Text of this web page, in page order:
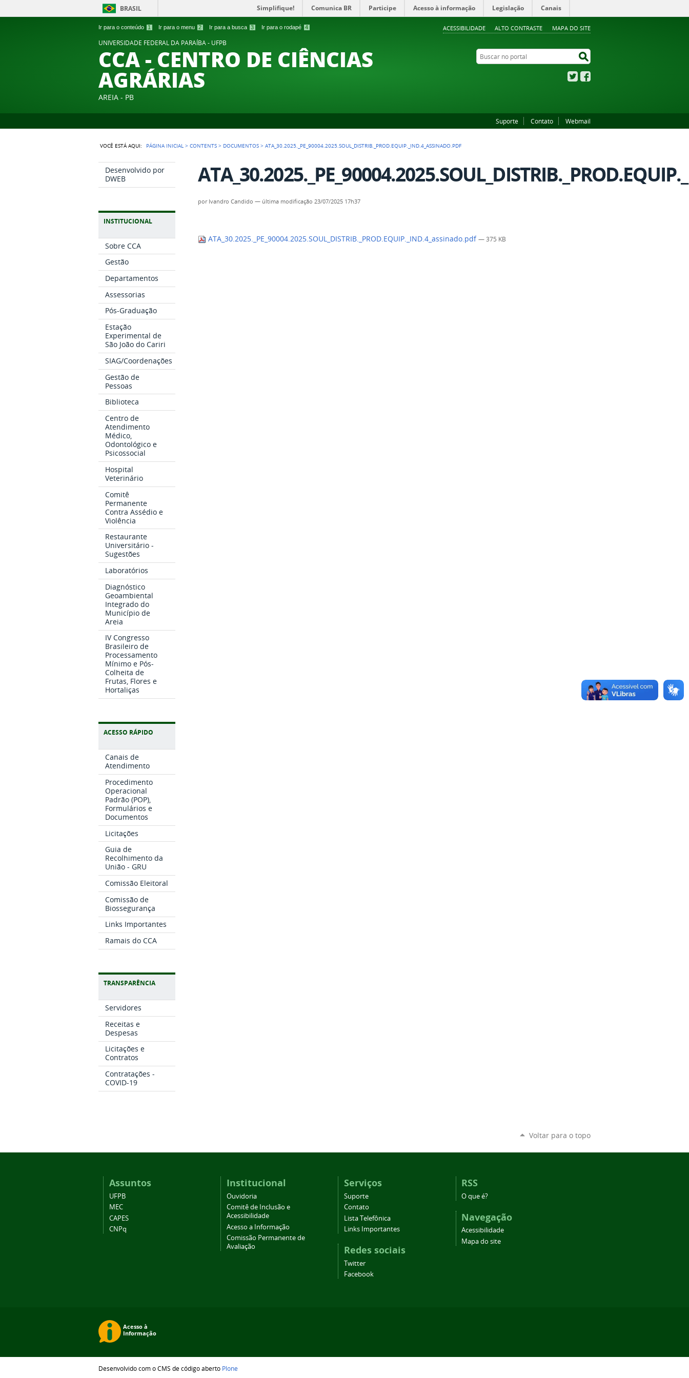
Ir para o conteúdo 1 Ir para o menu 2 Ir para a busca 3 Ir para o rodapé 4 ACESSIBILIDADE ALTO CONTRASTE MAPA DO SITE
BRASIL Simplifique! Comunica BR Participe Acesso à informação Legislação Canais
UNIVERSIDADE FEDERAL DA PARAÍBA - UFPB
CCA - CENTRO DE CIÊNCIAS
AGRÁRIAS
AREIA - PB
Buscar no portal
Twitter
Suporte Contato Webmail
VOCÊ ESTÁ AQUI: PÁGINA INICIAL >CONTENTS > DOCUMENTOS >ATA_30.2025._PE_90004.2025.SOUL_DISTRIB._PROD.EQUIP._IND.4_ASSINADO.PDF
Desenvolvido por
DWEB
INSTITUCIONAL
Sobre CCA
Gestão
Departamentos
Assessorias
Pós-Graduação
Estação
Experimental de
São João do Cariri
SIAG/Coordenações
Gestão de
Pessoas
Biblioteca
Centro de
Atendimento
Médico,
Odontológico e
Psicossocial
Hospital
Veterinário
Comitê
Permanente
Contra Assédio e
Violência
Restaurante
Universitário -
Sugestões
Laboratórios
Diagnóstico
Geoambiental
Integrado do
Município de
Areia
IV Congresso
Brasileiro de
Processamento
Mínimo e Pós-
Colheita de
Frutas, Flores e
Hortaliças
ACESSO RÁPIDO
Canais de
Atendimento
Procedimento
Operacional
Padrão (POP),
Formulários e
Documentos
Licitações
Guia de
Recolhimento da
União - GRU
Comissão Eleitoral
Comissão de
Biossegurança
Links Importantes
Ramais do CCA
TRANSPARÊNCIA
Servidores
Receitas e
Despesas
Licitações e
Contratos
Contratações -
COVID-19
por Ivandro Candido — última modificação 23/07/2025 17h37
ATA_30.2025._PE_90004.2025.SOUL_DISTRIB._PROD.EQUIP._IND.4_assinado.pdf— 375 KB
Voltar para o topo
Assuntos
UFPB
MEC
CAPES
CNPq
Institucional
Ouvidoria
Comitê de Inclusão e
Acessibilidade
Acesso a Informação
Comissão Permanente de
Avaliação
Serviços
Suporte
Contato
Lista Telefônica
Links Importantes
Redes sociais
Twitter
Facebook
RSS
O que é?
Navegação
Acessibilidade
Mapa do site
Desenvolvido com o CMS de código aberto Plone